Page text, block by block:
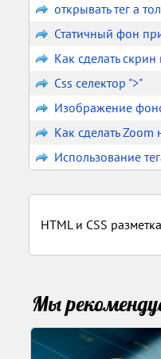
открывать тег а
Статичный фон
Как сделать скрин
Css селектор ">"
Изображение
Как сделать Zoom
Использование
HTML и CSS разметка
Мы